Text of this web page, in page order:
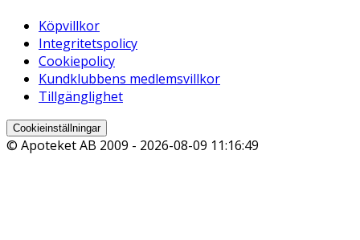
Köpvillkor
Integritetspolicy
Cookiepolicy
Kundklubbens medlemsvillkor
Tillgänglighet
Cookieinställningar
© Apoteket AB 2009 - 2026-08-09 11:16:49